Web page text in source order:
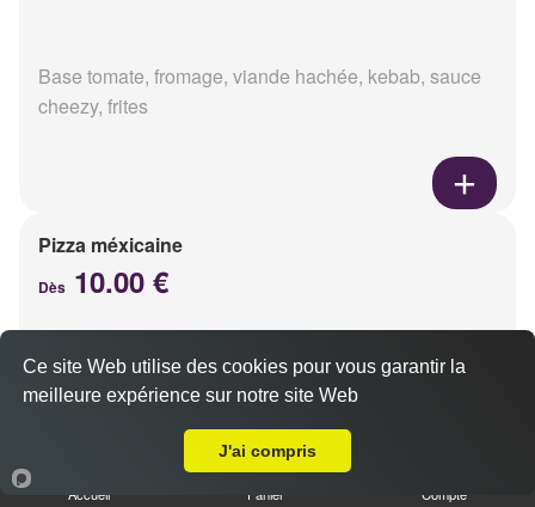
Base tomate, fromage, viande hachée, kebab, sauce
cheezy, frites
Pizza méxicaine
Dès 10.00 €
Base sauce barbecue, fromage, viande hachée,
chorizo, poivrons
Accueil Panier Compte
Ce site Web utilise des cookies pour vous garantir la
meilleure expérience sur notre site Web
J'ai compris